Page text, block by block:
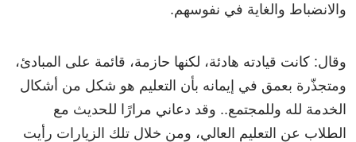
والانضباط والغاية في نفوسهم.
وقال: كانت قيادته هادئة، لكنها حازمة، قائمة على المبادئ،
ومتجذّرة بعمق في إيمانه بأن التعليم هو شكل من أشكال
الخدمة لله وللمجتمع.. وقد دعاني مرارًا للحديث مع
الطلاب عن التعليم العالي، ومن خلال تلك الزيارات رأيت